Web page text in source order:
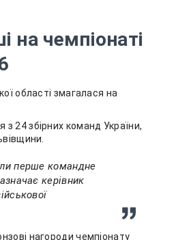
на чемпіонаті
області змагалася на
24 збірних команд України,
перше командне
керівник
нагороди чемпіонату